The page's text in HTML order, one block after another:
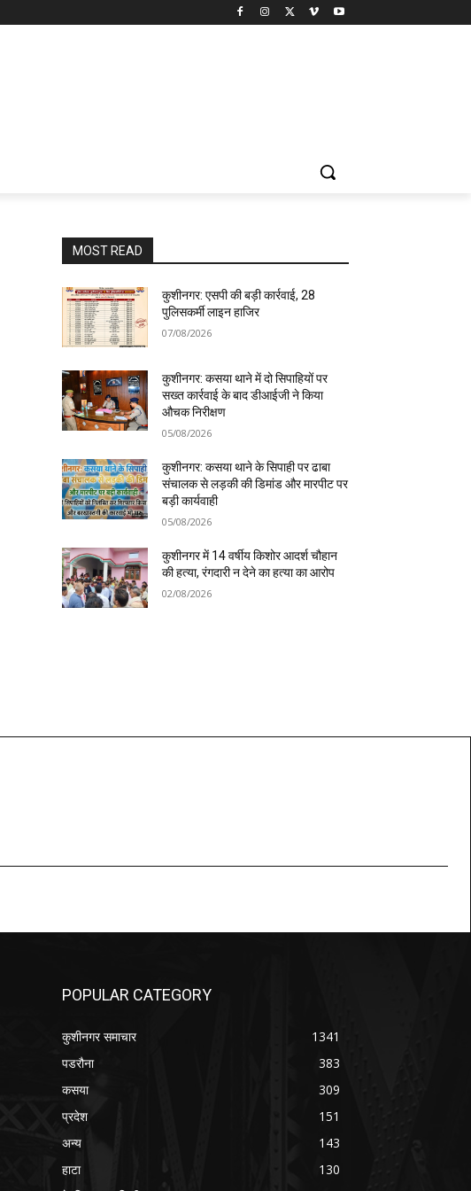
MOST READ
कुशीनगर: एसपी की बड़ी कार्रवाई, 28
पुलिसकर्मी लाइन हाजिर
07/08/2026
कुशीनगर: कसया थाने में दो सिपाहियों पर
सख्त कार्रवाई के बाद डीआईजी ने किया
औचक निरीक्षण
05/08/2026
कुशीनगर: कसया थाने के सिपाही पर ढाबा
संचालक से लड़की की डिमांड और मारपीट पर
बड़ी कार्यवाही
05/08/2026
कुशीनगर में 14 वर्षीय किशोर आदर्श चौहान
की हत्या, रंगदारी न देने का हत्या का आरोप
02/08/2026
POPULAR CATEGORY
कुशीनगर समाचार
1341
पडरौना
383
कसया
309
प्रदेश
151
अन्य
143
हाटा
130